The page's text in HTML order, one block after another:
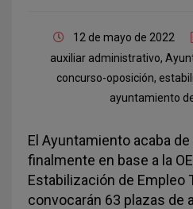
12 de mayo de 2022
auxiliar administrativo,
concurso-oposición,
ayuntamiento
El Ayuntamiento acaba
finalmente en base a la
Estabilización de Empleo
convocarán 63 plazas de